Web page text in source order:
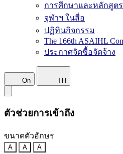
การศึกษาและหลักสูตร
จุฬาฯ ในสื่อ
ปฏิทินกิจกรรม
The 166th ASAIHL
ประกาศจัดซื้อจัดจ้าง
On TH
ตัวช่วยการเข้าถึง
ขนาดตัวอักษร
A A A